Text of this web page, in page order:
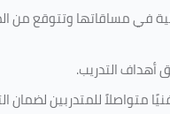
في مساقاتها وتتوقع
أهداف التدريب.
للمتدربين لضمان